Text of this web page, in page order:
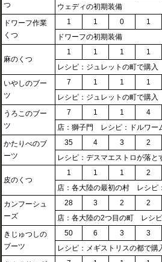
つ
ウェディの初期装備
ドワーフ作業
くつ
1 1 0 1
ドワーフの初期装備
麻のくつ
1 1 1 1
レシピ：ジュレットの町で購入
いやしのブー
ツ
7 1 1 1
レシピ：ジュレットの町で購入
うろこのブー
ツ
7 1 1 4
店：獅子門 レシピ：ドルワー
かたりべのブ
ーツ
35 4 3 2
レシピ：デスマエストロが落と
皮のくつ
1 1 1 2
店：各大陸の最初の村 レシピ
カンフーシュ
ーズ
28 3 2 2
店：各大陸の2つ目の町 レシ
きじゅつしの
ブーツ
50 6 3 3
レシピ：メギストリスの都で購